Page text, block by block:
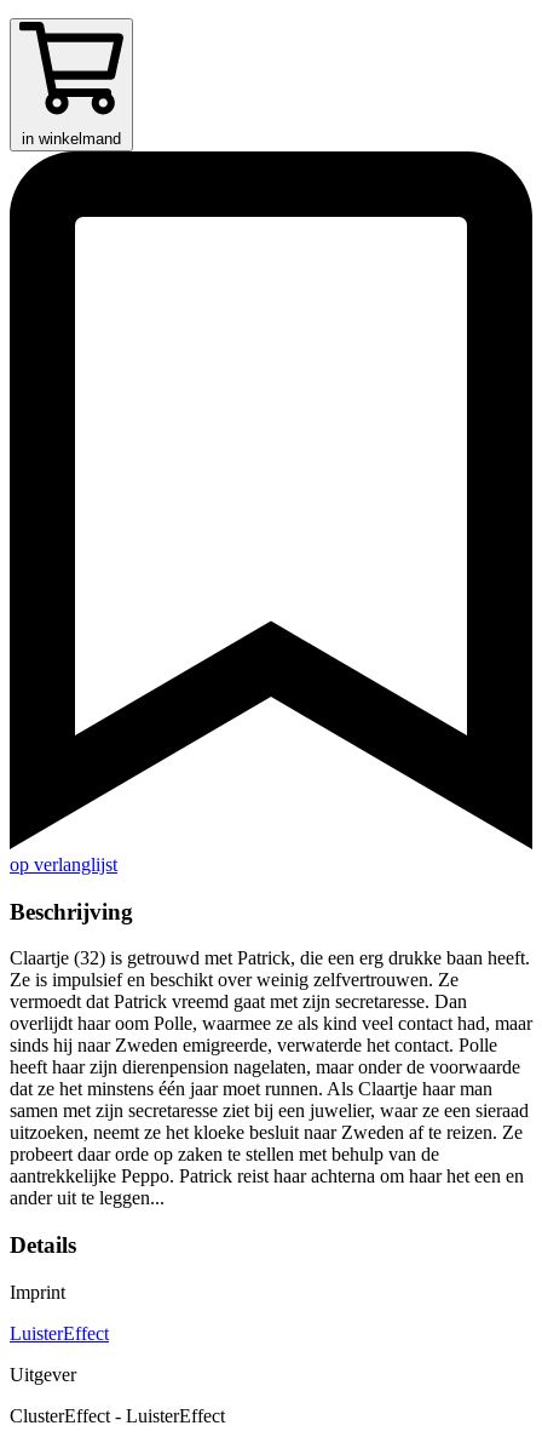
in winkelmand
op verlanglijst
Beschrijving
Claartje (32) is getrouwd met Patrick, die een erg drukke baan heeft.
Ze is impulsief en beschikt over weinig zelfvertrouwen. Ze
vermoedt dat Patrick vreemd gaat met zijn secretaresse. Dan
overlijdt haar oom Polle, waarmee ze als kind veel contact had, maar
sinds hij naar Zweden emigreerde, verwaterde het contact. Polle
heeft haar zijn dierenpension nagelaten, maar onder de voorwaarde
dat ze het minstens één jaar moet runnen. Als Claartje haar man
samen met zijn secretaresse ziet bij een juwelier, waar ze een sieraad
uitzoeken, neemt ze het kloeke besluit naar Zweden af te reizen. Ze
probeert daar orde op zaken te stellen met behulp van de
aantrekkelijke Peppo. Patrick reist haar achterna om haar het een en
ander uit te leggen...
Details
Imprint
LuisterEffect
Uitgever
ClusterEffect - LuisterEffect